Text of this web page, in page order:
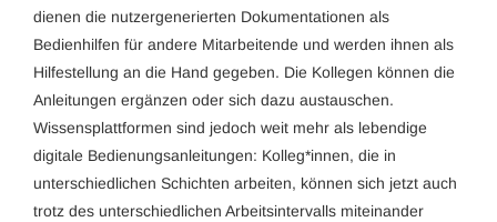
dienen die nutzergenerierten Dokumentationen als
Bedienhilfen für andere Mitarbeitende und werden ihnen als
Hilfestellung an die Hand gegeben. Die Kollegen können die
Anleitungen ergänzen oder sich dazu austauschen.
Wissensplattformen sind jedoch weit mehr als lebendige
digitale Bedienungsanleitungen: Kolleg*innen, die in
unterschiedlichen Schichten arbeiten, können sich jetzt auch
trotz des unterschiedlichen Arbeitsintervalls miteinander